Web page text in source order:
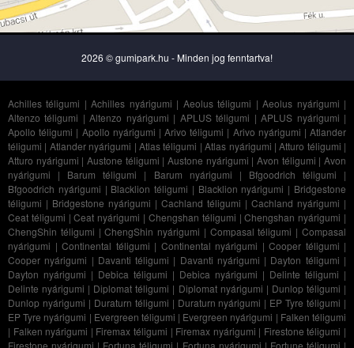
2026 © gumipark.hu - Minden jog fenntartva!
Achilles téligumi |Achilles nyárigumi | Aeolus téligumi |Aeolus nyárigumi |
Altenzo téligumi |Altenzo nyárigumi | APLUS téligumi |APLUS nyárigumi |
Apollo téligumi | Apollo nyárigumi |Arivo téligumi | Arivo nyárigumi |Atlander
téligumi | Atlander nyárigumi | Atlas téligumi |Atlas nyárigumi |Atturo téligumi |
Atturo nyárigumi |Austone téligumi |Austone nyárigumi |Avon téligumi |Avon
nyárigumi | Barum téligumi | Barum nyárigumi | Bfgoodrich téligumi |
Bfgoodrich nyárigumi | Blacklion téligumi | Blacklion nyárigumi | Bridgestone
téligumi | Bridgestone nyárigumi | Cachland téligumi | Cachland nyárigumi |
Ceat téligumi |Ceat nyárigumi | Chengshan téligumi |Chengshan nyárigumi |
ChengShin téligumi |ChengShin nyárigumi | Compasal téligumi |Compasal
nyárigumi | Continental téligumi | Continental nyárigumi | Cooper téligumi |
Cooper nyárigumi | Davanti téligumi | Davanti nyárigumi | Dayton téligumi |
Dayton nyárigumi | Debica téligumi | Debica nyárigumi | Delinte téligumi |
Delinte nyárigumi | Diplomat téligumi | Diplomat nyárigumi | Dunlop téligumi |
Dunlop nyárigumi | Duraturn téligumi | Duraturn nyárigumi | EP Tyre téligumi |
EP Tyre nyárigumi | Evergreen téligumi | Evergreen nyárigumi | Falken téligumi
| Falken nyárigumi | Firemax téligumi | Firemax nyárigumi | Firestone téligumi |
Firestone nyárigumi | Fortuna téligumi | Fortuna nyárigumi | Fortune téligumi |